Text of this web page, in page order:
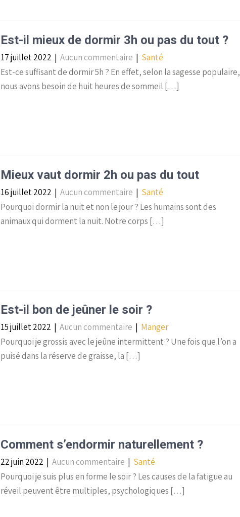
Est-il mieux de dormir 3h ou pas du tout ?
17 juillet 2022 | Aucun commentaire | Santé
Est-ce suffisant de dormir 5h ? En effet, selon la sagesse populaire,
nous avons besoin de huit heures de sommeil […]
Mieux vaut dormir 2h ou pas du tout
16 juillet 2022 | Aucun commentaire | Santé
Pourquoi dormir la nuit et non le jour ? Les humains sont des
animaux qui dorment la nuit. Notre corps […]
Est-il bon de jeûner le soir ?
15 juillet 2022 | Aucun commentaire | Manger
Pourquoi je grossis avec le jeûne intermittent ? Une fois que l’on a
puisé dans la réserve de graisse, la […]
Comment s’endormir naturellement ?
22 juin 2022 | Aucun commentaire | Santé
Pourquoi je suis plus en forme le soir ? Les causes de la fatigue au
réveil peuvent être multiples, psychologiques […]